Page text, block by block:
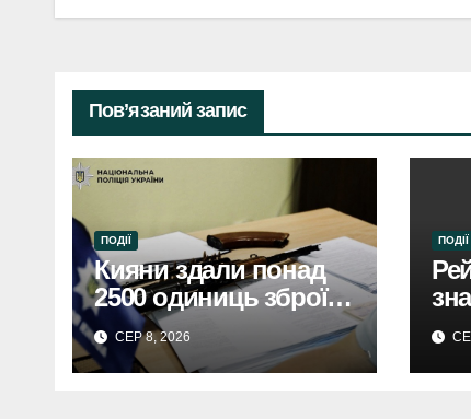
Пов’язаний запис
ПОДІЇ
Кияни здали понад
2500 одиниць зброї:
столиця стала
безпечнішою
СЕР 8, 2026
ПОДІЇ